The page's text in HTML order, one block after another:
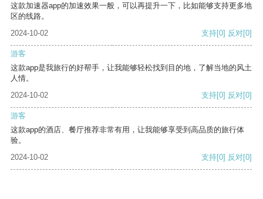
这款加速器app的加速效果一般，可以再提升一下，比如能够支持更多地
区的线路。
2024-10-02
支持[0] 反对[0]
游客
这款app是我旅行的好帮手，让我能够轻松找到目的地，了解当地的风土
人情。
2024-10-02
支持[0] 反对[0]
游客
这款app的酒店、餐厅推荐非常有用，让我能够享受到高品质的旅行体
验。
2024-10-02
支持[0] 反对[0]